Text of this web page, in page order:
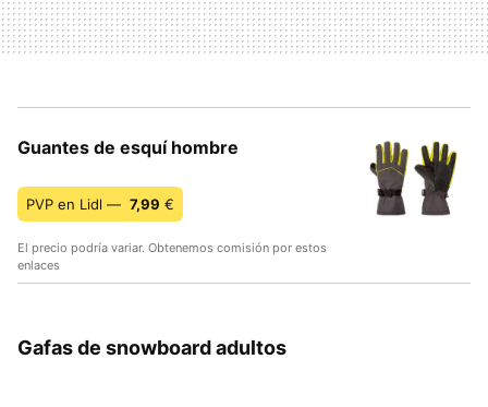
Guantes de esquí hombre
PVP en Lidl — 7,99 €
El precio podría variar. Obtenemos comisión por estos
enlaces
Gafas de snowboard adultos